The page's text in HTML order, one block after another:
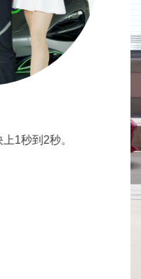
1秒到2秒。
把埃孚
滿載時